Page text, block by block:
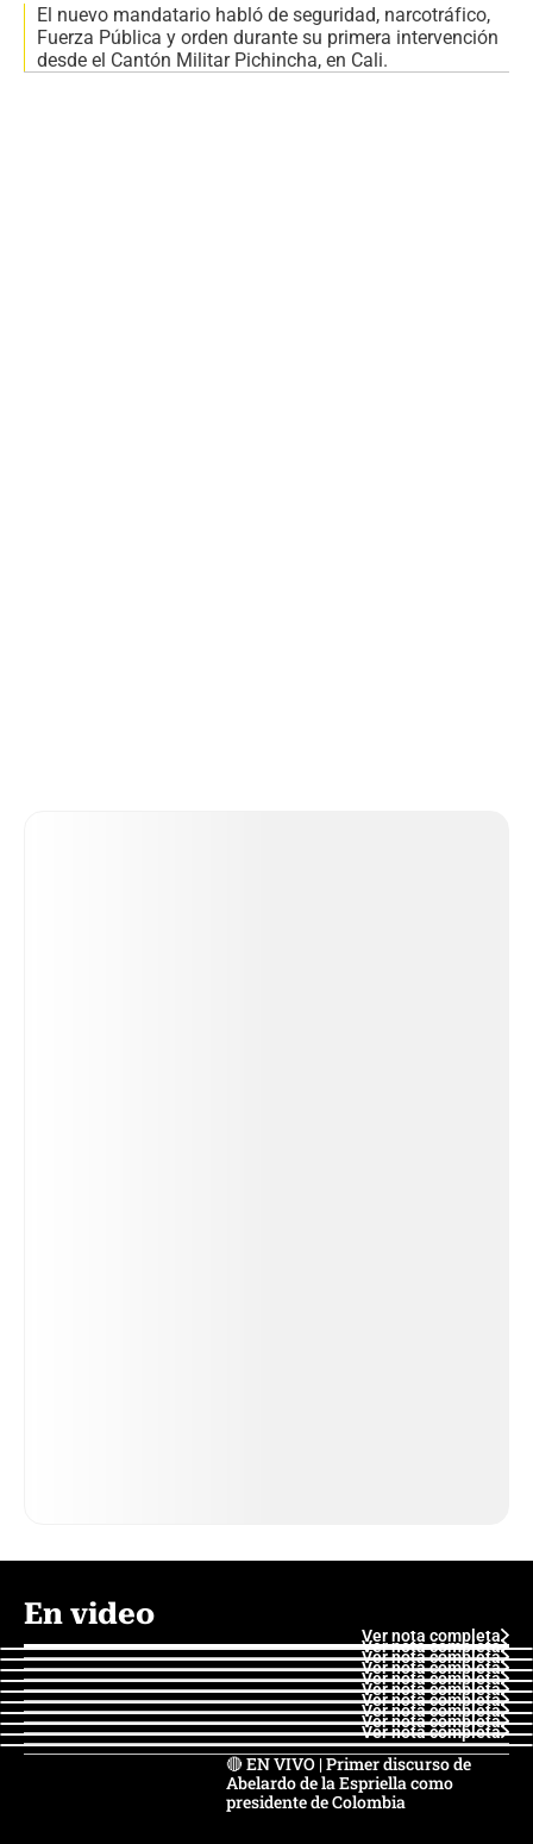
El nuevo mandatario habló de seguridad, narcotráfico,
Fuerza Pública y orden durante su primera intervención
desde el Cantón Militar Pichincha, en Cali.
En video
Ver nota completa
Ver nota completa
Ver nota completa
Ver nota completa
Ver nota completa
Ver nota completa
Ver nota completa
Ver nota completa
Ver nota completa
Ver nota completa
🔴 EN VIVO | Primer discurso de
Abelardo de la Espriella como
presidente de Colombia